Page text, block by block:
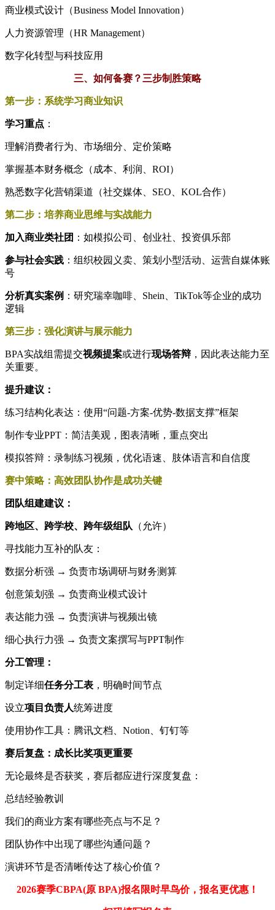
商业模式设计（Business Model Innovation）
人力资源管理（HR Management）
数字化转型与科技应用
三、如何备赛？三步制胜策略
第一步：系统学习商业知识
学习重点 ：
理解消费者行为、市场细分、定价策略
掌握基本财务概念（成本、利润、ROI）
熟悉数字化营销渠道（社交媒体、SEO、KOL合作）
第二步：培养商业思维与实战能力
加入商业类社团 ：如模拟公司、创业社、投资俱乐部
参与社会实践 ：组织校园义卖、策划小型活动、运营自媒体账
号
分析真实案例 ：研究瑞幸咖啡、Shein、TikTok等企业的成功
逻辑
第三步：强化演讲与展示能力
BPA实战组需提交视频提案或进行现场答辩 ，因此表达能力至
关重要。
提升建议：
练习结构化表达：使用“问题-方案-优势-数据支撑”框架
制作专业PPT：简洁美观，图表清晰，重点突出
模拟答辩：录制练习视频，优化语速、肢体语言和自信度
赛中策略：高效团队协作是成功关键
团队组建建议：
跨地区、跨学校、跨年级组队 （允许）
寻找能力互补的队友：
数据分析强 → 负责市场调研与财务测算
创意策划强 → 负责商业模式设计
表达能力强 → 负责演讲与视频出镜
细心执行力强 → 负责文案撰写与PPT制作
分工管理：
制定详细任务分工表 ，明确时间节点
设立项目负责人统筹进度
使用协作工具：腾讯文档、Notion、钉钉等
赛后复盘：成长比奖项更重要
无论最终是否获奖，赛后都应进行深度复盘：
总结经验教训
我们的商业方案有哪些亮点与不足？
团队协作中出现了哪些沟通问题？
演讲环节是否清晰传达了核心价值？
2026赛季CBPA(原 BPA)报名限时早鸟价，报名更优惠！